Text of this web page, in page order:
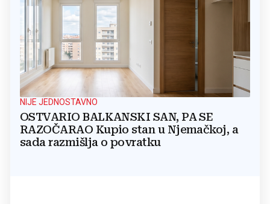
NIJE JEDNOSTAVNO
OSTVARIO BALKANSKI SAN, PA SE
RAZOČARAO Kupio stan u Njemačkoj, a
sada razmišlja o povratku